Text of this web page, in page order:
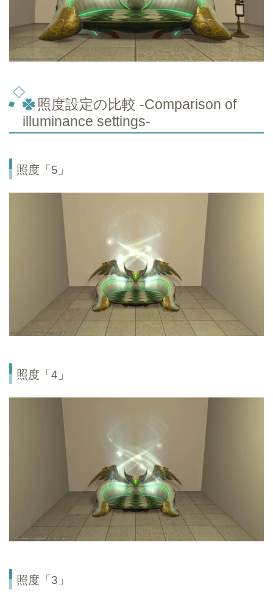
照度設定の比較 -Comparison of
illuminance settings-
照度「5」
照度「4」
照度「3」